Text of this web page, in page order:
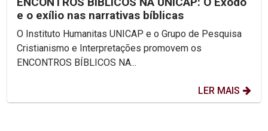
e o exílio nas narrativas bíblicas
O Instituto Humanitas UNICAP e o Grupo de Pesquisa
Cristianismo e Interpretações promovem os
ENCONTROS BÍBLICOS NA...
LER MAIS